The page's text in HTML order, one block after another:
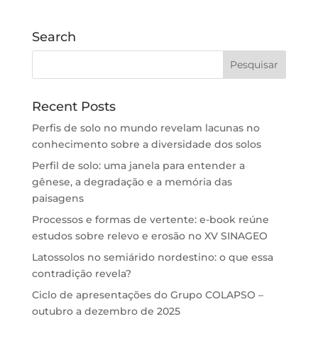
Search
Recent Posts
Perfis de solo no mundo revelam lacunas no
conhecimento sobre a diversidade dos solos
Perfil de solo: uma janela para entender a
gênese, a degradação e a memória das
paisagens
Processos e formas de vertente: e-book reúne
estudos sobre relevo e erosão no XV SINAGEO
Latossolos no semiárido nordestino: o que essa
contradição revela?
Ciclo de apresentações do Grupo COLAPSO –
outubro a dezembro de 2025